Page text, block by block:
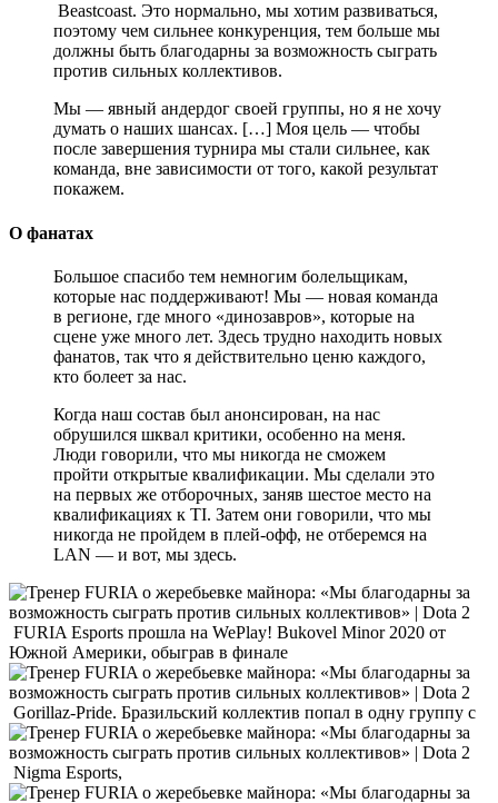
Beastcoast. Это нормально, мы хотим развиваться,
поэтому чем сильнее конкуренция, тем больше мы
должны быть благодарны за возможность сыграть
против сильных коллективов.
Мы — явный андердог своей группы, но я не хочу
думать о наших шансах. […] Моя цель — чтобы
после завершения турнира мы стали сильнее, как
команда, вне зависимости от того, какой результат
покажем.
О фанатах
Большое спасибо тем немногим болельщикам,
которые нас поддерживают! Мы — новая команда
в регионе, где много «динозавров», которые на
сцене уже много лет. Здесь трудно находить новых
фанатов, так что я действительно ценю каждого,
кто болеет за нас.
Когда наш состав был анонсирован, на нас
обрушился шквал критики, особенно на меня.
Люди говорили, что мы никогда не сможем
пройти открытые квалификации. Мы сделали это
на первых же отборочных, заняв шестое место на
квалификациях к TI. Затем они говорили, что мы
никогда не пройдем в плей-офф, не отберемся на
LAN — и вот, мы здесь.
FURIA Esports прошла на WePlay! Bukovel Minor 2020 от
Южной Америки, обыграв в финале
Gorillaz-Pride. Бразильский коллектив попал в одну группу с
Nigma Esports,